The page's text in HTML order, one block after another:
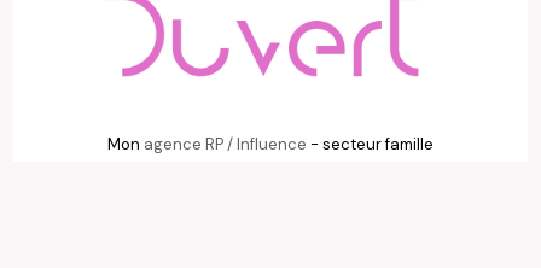
Mon agence RP / Influence - secteur famille